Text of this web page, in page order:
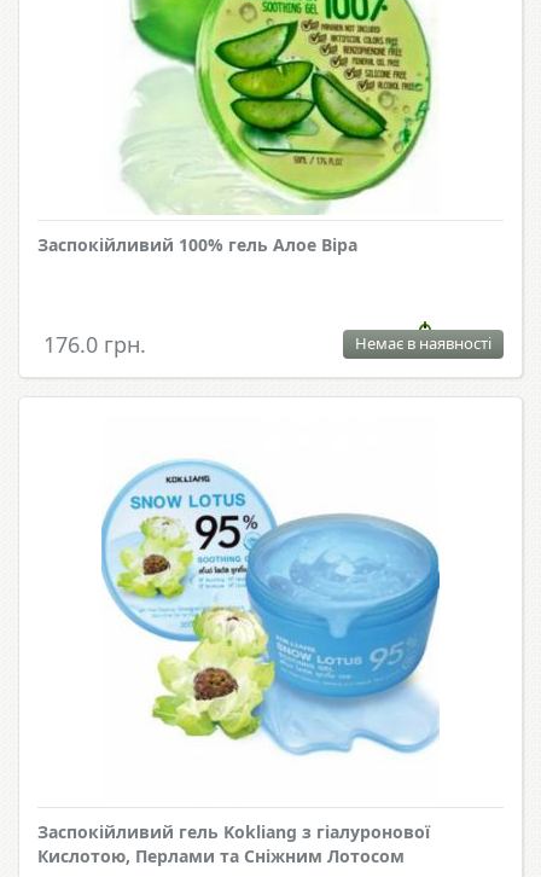
Заспокійливий 100% гель Алое Віра
176.0 грн. Немає в наявності
Заспокійливий гель Kokliang з гіалуронової
Кислотою, Перлами та Сніжним Лотосом